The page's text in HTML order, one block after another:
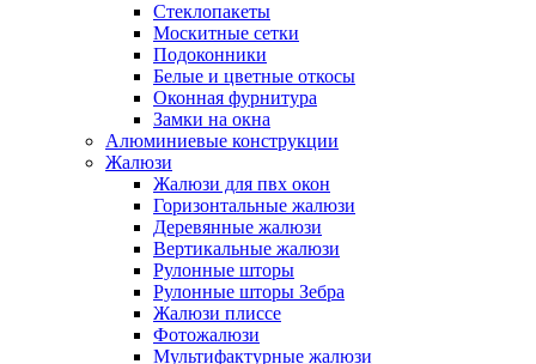
Стеклопакеты
Москитные сетки
Подоконники
Белые и цветные откосы
Оконная фурнитура
Замки на окна
Алюминиевые конструкции
Жалюзи
Жалюзи для пвх окон
Горизонтальные жалюзи
Деревянные жалюзи
Вертикальные жалюзи
Рулонные шторы
Рулонные шторы Зебра
Жалюзи плиссе
Фотожалюзи
Мультифактурные жалюзи